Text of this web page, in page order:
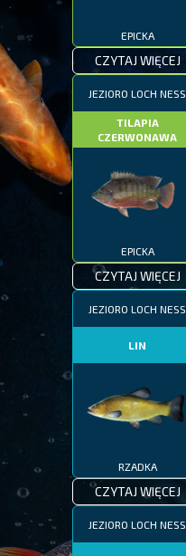
EPICKA
CZYTAJ WIĘCEJ
JEZIORO LOCH NESS
TILAPIA
CZERWONAWA
EPICKA
CZYTAJ WIĘCEJ
JEZIORO LOCH NESS
LIN
RZADKA
CZYTAJ WIĘCEJ
JEZIORO LOCH NESS